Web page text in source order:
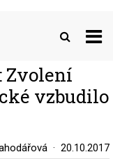
Zvolení
vzbudilo
20.10.2017